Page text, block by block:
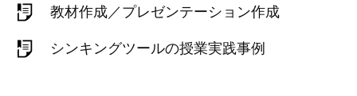
教材作成／プレゼンテーション作成
シンキングツールの授業実践事例